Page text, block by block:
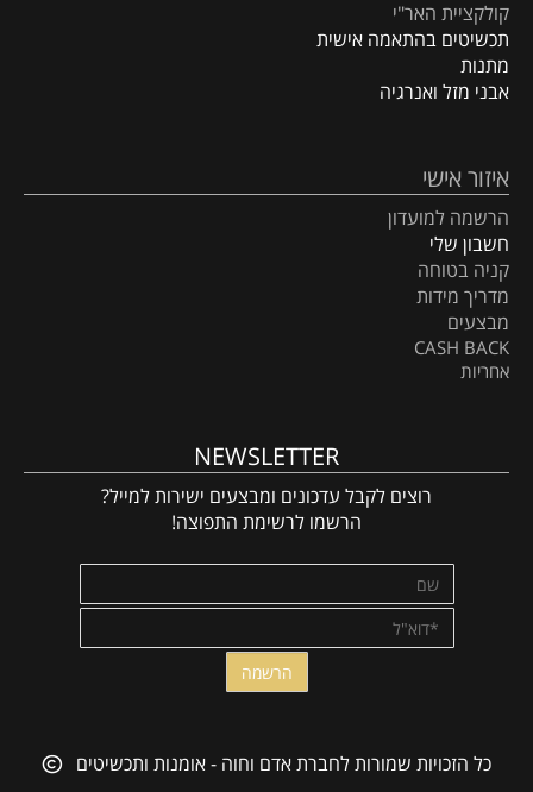
קולקציית האר"י
תכשיטים בהתאמה אישית
מתנות
אבני מזל ואנרגיה
איזור אישי
הרשמה למועדון
חשבון שלי
קניה בטוחה
מדריך מידות
מבצעים
CASH BACK
אחריות
NEWSLETTER
רוצים לקבל עדכונים ומבצעים ישירות למייל?
הרשמו לרשימת התפוצה!
כל הזכויות שמורות לחברת אדם וחוה - אומנות ותכשיטים